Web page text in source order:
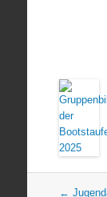
Artikel
←